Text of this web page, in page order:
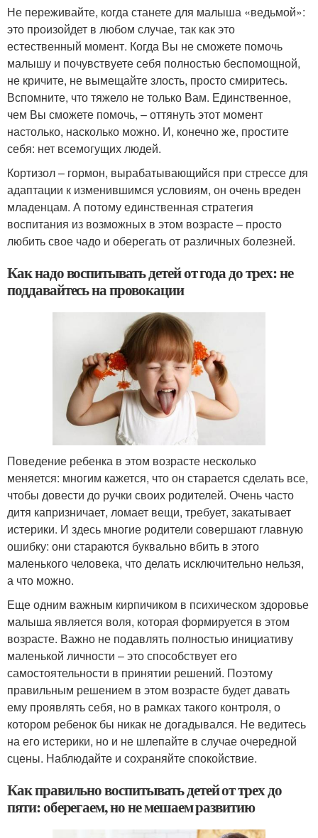
Не переживайте, когда станете для малыша «ведьмой»:
это произойдет в любом случае, так как это
естественный момент. Когда Вы не сможете помочь
малышу и почувствуете себя полностью беспомощной,
не кричите, не вымещайте злость, просто смиритесь.
Вспомните, что тяжело не только Вам. Единственное,
чем Вы сможете помочь, – оттянуть этот момент
настолько, насколько можно. И, конечно же, простите
себя: нет всемогущих людей.
Кортизол – гормон, вырабатывающийся при стрессе для
адаптации к изменившимся условиям, он очень вреден
младенцам. А потому единственная стратегия
воспитания из возможных в этом возрасте – просто
любить свое чадо и оберегать от различных болезней.
Как надо воспитывать детей от года до трех: не
поддавайтесь на провокации
Поведение ребенка в этом возрасте несколько
меняется: многим кажется, что он старается сделать все,
чтобы довести до ручки своих родителей. Очень часто
дитя капризничает, ломает вещи, требует, закатывает
истерики. И здесь многие родители совершают главную
ошибку: они стараются буквально вбить в этого
маленького человека, что делать исключительно нельзя,
а что можно.
Еще одним важным кирпичиком в психическом здоровье
малыша является воля, которая формируется в этом
возрасте. Важно не подавлять полностью инициативу
маленькой личности – это способствует его
самостоятельности в принятии решений. Поэтому
правильным решением в этом возрасте будет давать
ему проявлять себя, но в рамках такого контроля, о
котором ребенок бы никак не догадывался. Не ведитесь
на его истерики, но и не шлепайте в случае очередной
сцены. Наблюдайте и сохраняйте спокойствие.
Как правильно воспитывать детей от трех до
пяти: оберегаем, но не мешаем развитию